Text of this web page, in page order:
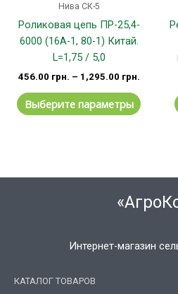
Нива СК-5
Роликовая цепь ПР-25,4-
6000 (16А-1, 80-1) Китай.
L=1,75 / 5,0
456.00 грн. – 1,295.00 грн.
Выберите параметры
товара.
Интернет-магазин
КАТАЛОГ ТОВАРОВ